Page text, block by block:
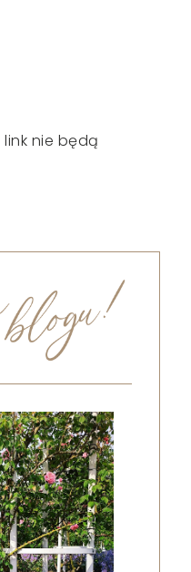
nie będą